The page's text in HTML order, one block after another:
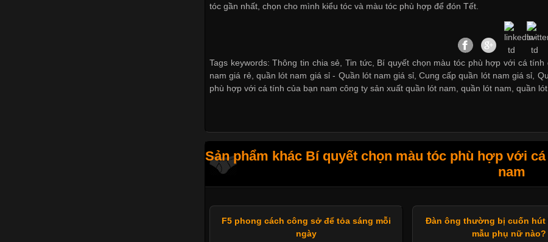
tóc gần nhất, chọn cho mình kiểu tóc và màu tóc phù hợp để đón Tết.
Tags keywords: Thông tin chia sẻ, Tin tức, Bí quyết chọn màu tóc phù hợp với cá
nam giá rẻ, quần lót nam giá sỉ - Quần lót nam giá sỉ, Cung cấp quần lót nam giá sỉ
phù hợp với cá tính của bạn nam công ty sản xuất quần lót nam ,quần lót nam ,quần
Sản phẩm khác Bí quyết chọn màu tóc phù hợp với
nam
F5 phong cách công sở để tỏa sáng mỗi
ngày
Đàn ông thường bị cuốn
mẫu phụ nữ nào?